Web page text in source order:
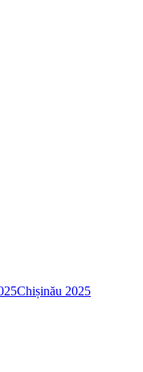
Chișinău 2025